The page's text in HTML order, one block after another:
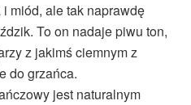
miód, ale tak naprawdę
To on nadaje piwu ton,
z jakimś ciemnym z
do grzańca.
jest naturalnym